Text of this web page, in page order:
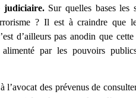
judiciaire.Sur quelles bases les
? Il est à craindre que
d’ailleurs pas anodin que
alimenté par les pouvoirs
l’avocat des prévenus de